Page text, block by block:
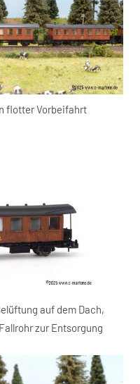
flotter Vorbeifahrt
auf dem Dach,
zur Entsorgung